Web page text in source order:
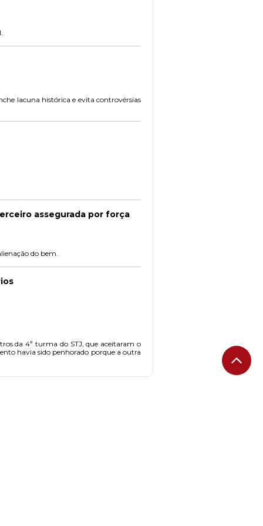
lacuna histórica e evita controvérsias
assegurada por força
do bem.
da 4ª turma do STJ, que aceitaram o
havia sido penhorado porque a outra